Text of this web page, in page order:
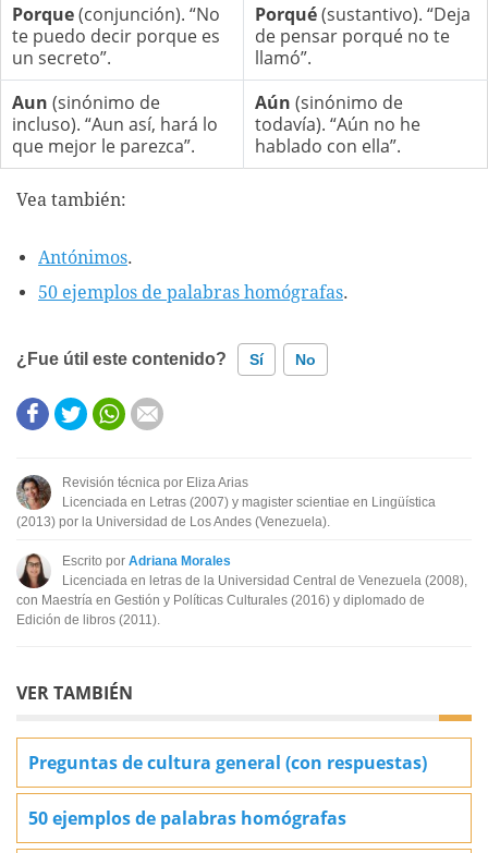
Porque(conjunción). “No
te puedo decir porque es
un secreto”.
Porqué(sustantivo). “Deja
de pensar porqué no te
llamó”.
Aun (sinónimo de
incluso). “Aun así, hará lo
que mejor le parezca”.
Aún (sinónimo de
todavía). “Aún no he
hablado con ella”.
Vea también:
Antónimos.
50 ejemplos de palabras homógrafas.
¿Fue útil este contenido? Sí No
Este contenido contiene información incorrecta
Otro
Revisión técnica por Eliza Arias
Licenciada en Letras (2007) y magister scientiae en Lingüística
(2013) por la Universidad de Los Andes (Venezuela).
Escrito por Adriana Morales
Licenciada en letras de la Universidad Central de Venezuela (2008),
con Maestría en Gestión y Políticas Culturales (2016) y diplomado de
Edición de libros (2011).
VER TAMBIÉN
Preguntas de cultura general (con respuestas)
50 ejemplos de palabras homógrafas